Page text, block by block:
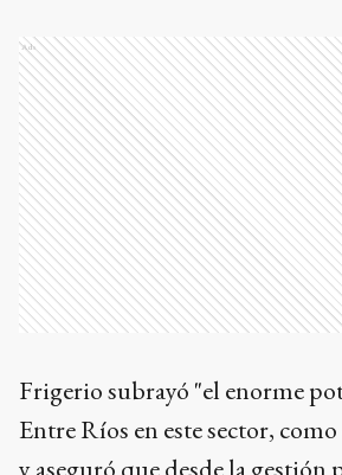
Ads
Frigerio subrayó "el enorme
Entre Ríos en este sector,
y aseguró que desde la gestión